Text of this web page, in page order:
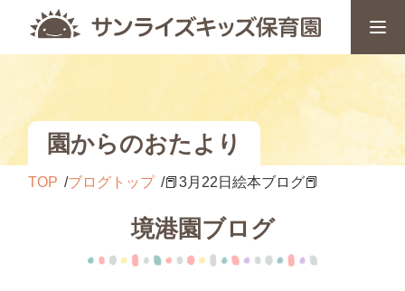
園からのおたより
TOP ブログトップ 📕3月22日絵本ブログ📕
境港園ブログ